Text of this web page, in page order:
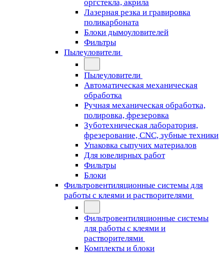
оргстекла, акрила
Лазерная резка и гравировка
поликарбоната
Блоки дымоуловителей
Фильтры
Пылеуловители
Пылеуловители
Автоматическая механическая
обработка
Ручная механическая обработка,
полировка, фрезеровка
Зуботехническая лаборатория,
фрезерование, CNC, зубные техники
Упаковка сыпучих материалов
Для ювелирных работ
Фильтры
Блоки
Фильтровентиляционные системы для
работы с клеями и растворителями
Фильтровентиляционные системы
для работы с клеями и
растворителями
Комплекты и блоки